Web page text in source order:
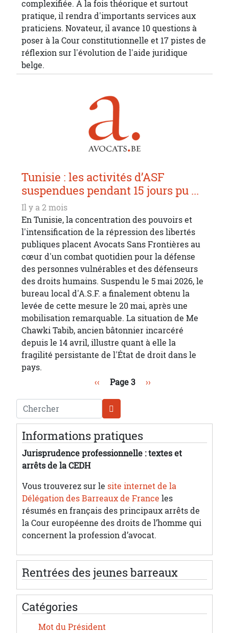
complexifiée. À la fois théorique et surtout
pratique, il rendra d'importants services aux
praticiens. Novateur, il avance 10 questions à
poser à la Cour constitutionnelle et 17 pistes de
réflexion sur l'évolution de l'aide juridique
belge.
Tunisie : les activités d’ASF
suspendues pendant 15 jours pu ...
Il y a 2 mois
En Tunisie, la concentration des pouvoirs et
l'intensification de la répression des libertés
publiques placent Avocats Sans Frontières au
cœur d'un combat quotidien pour la défense
des personnes vulnérables et des défenseurs
des droits humains. Suspendu le 5 mai 2026, le
bureau local d'A.S.F. a finalement obtenu la
levée de cette mesure le 20 mai, après une
mobilisation remarquable. La situation de Me
Chawki Tabib, ancien bâtonnier incarcéré
depuis le 14 avril, illustre quant à elle la
fragilité persistante de l'État de droit dans le
pays.
Page précédente
‹‹ Page 3 Page suivante
››
Chercher
Informations pratiques
Jurisprudence professionnelle : textes et
arrêts de la CEDH
Vous trouverez sur le site internet de la
Délégation des Barreaux de France les
résumés en français des principaux arrêts de
la Cour européenne des droits de l’homme qui
concernent la profession d’avocat.
Rentrées des jeunes barreaux
Catégories
Mot du Président